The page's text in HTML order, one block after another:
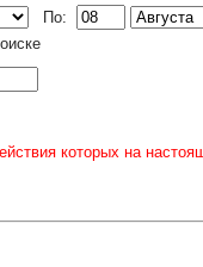
По:
которых на